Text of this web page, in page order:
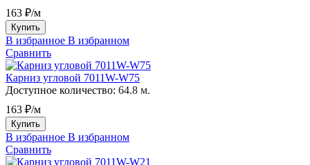
163 ₽/м
Купить
В избранное В избранном
Сравнить
Карниз угловой 7011W-W75
Доступное количество: 64.8 м.
163 ₽/м
Купить
В избранное В избранном
Сравнить